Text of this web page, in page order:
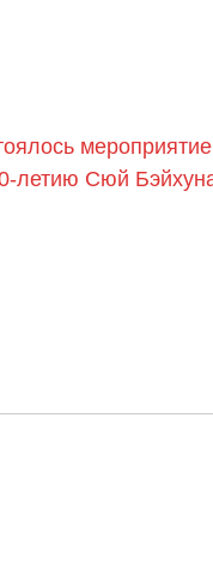
Сюй